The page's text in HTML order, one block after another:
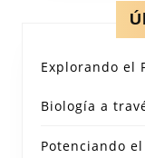
Explorando el
Biología a
Potenciando